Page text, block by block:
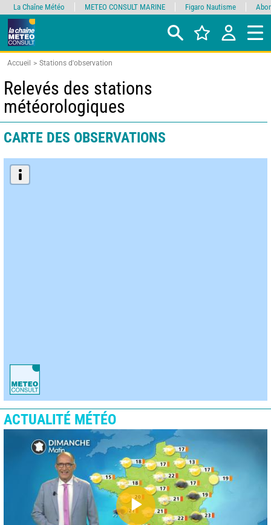
Accueil Stations d'observation
Relevés des stations
météorologiques
CARTE DES OBSERVATIONS
ACTUALITÉ MÉTÉO
La Chaîne Météo METEO CONSULT MARINE Figaro Nautisme